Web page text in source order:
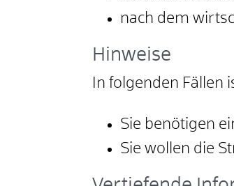
nach dem
Hinweise
In folgenden
Sie benötigen
Sie wollen die